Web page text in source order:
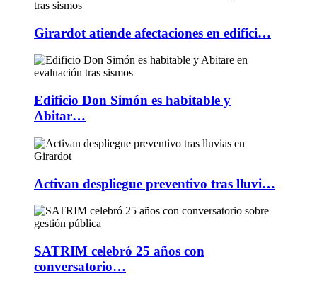
Girardot atiende afectaciones en edifici…
Edificio Don Simón es habitable y
Abitar…
Activan despliegue preventivo tras lluvi…
SATRIM celebró 25 años con
conversatorio…